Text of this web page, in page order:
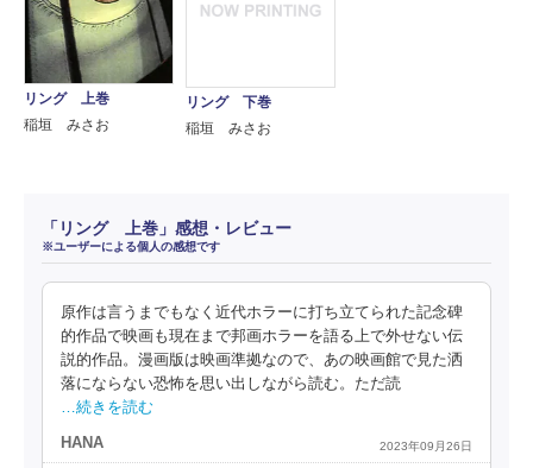
リング 上巻
稲垣 みさお
リング 下巻
稲垣 みさお
「リング 上巻」感想・レビュー
※ユーザーによる個人の感想です
原作は言うまでもなく近代ホラーに打ち立てられた記念碑
的作品で映画も現在まで邦画ホラーを語る上で外せない伝
説的作品。漫画版は映画準拠なので、あの映画館で見た洒
落にならない恐怖を思い出しながら読む。ただ読
…続きを読む
HANA 2023年09月26日